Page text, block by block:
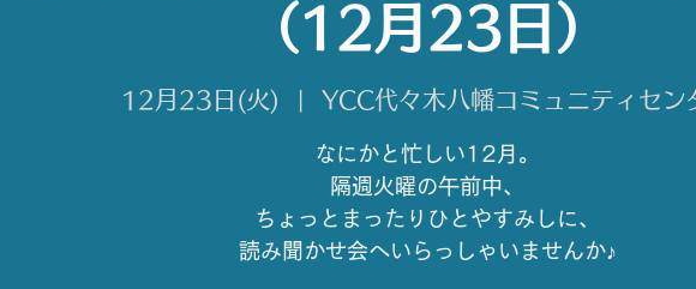
（12月23日）
12月23日(火) YCC代々木八幡コミュニティセン
なにかと忙しい12月。
隔週火曜の午前中、
ちょっとまったりひとやすみしに、
読み聞かせ会へいらっしゃいませんか♪